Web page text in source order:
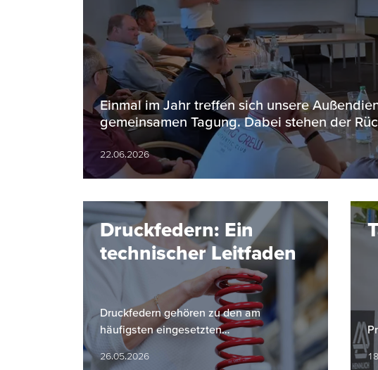
Einmal im Jahr treffen sich unsere
gemeinsamen Tagung. Dabei stehen der
22.06.2026
Druckfedern: Ein
technischer Leitfaden
Druckfedern gehören zu den am
häufigsten eingesetzten
Maschinenelementen. Sie nehmen Kräfte
auf, speichern diese und geben sie
26.05.2026